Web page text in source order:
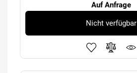
Auf Anfrage
Nicht verfügbar